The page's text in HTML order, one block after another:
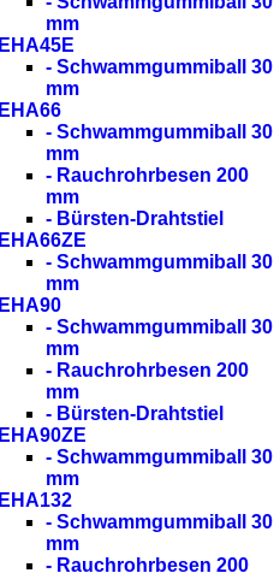
mm
EHA45E
- Schwammgummiball 30
mm
EHA66
- Schwammgummiball 30
mm
- Rauchrohrbesen 200
mm
- Bürsten-Drahtstiel
EHA66ZE
- Schwammgummiball 30
mm
EHA90
- Schwammgummiball 30
mm
- Rauchrohrbesen 200
mm
- Bürsten-Drahtstiel
EHA90ZE
- Schwammgummiball 30
mm
EHA132
- Schwammgummiball 30
mm
- Rauchrohrbesen 200